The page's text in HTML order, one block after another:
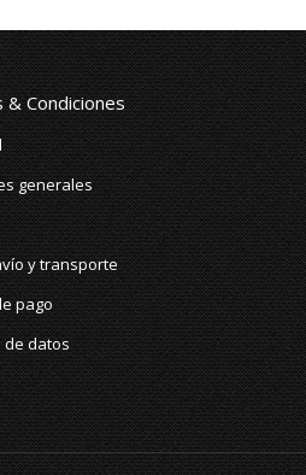
Condiciones
generales
y transporte
pago
de datos